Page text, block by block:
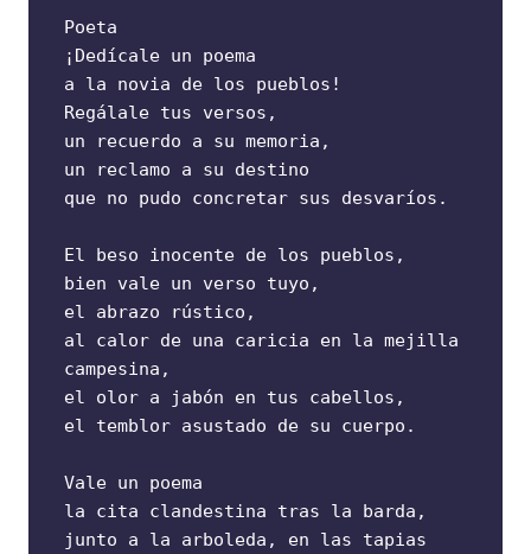
Poeta
¡Dedícale un poema
a la novia de los pueblos!
Regálale tus versos,
un recuerdo a su memoria,
un reclamo a su destino
que no pudo concretar sus desvaríos.
El beso inocente de los pueblos,
bien vale un verso tuyo,
el abrazo rústico,
al calor de una caricia en la mejilla
campesina,
el olor a jabón en tus cabellos,
el temblor asustado de su cuerpo.
Vale un poema
la cita clandestina tras la barda,
junto a la arboleda, en las tapias